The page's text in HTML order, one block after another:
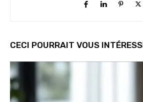
CECI POURRAIT VOUS